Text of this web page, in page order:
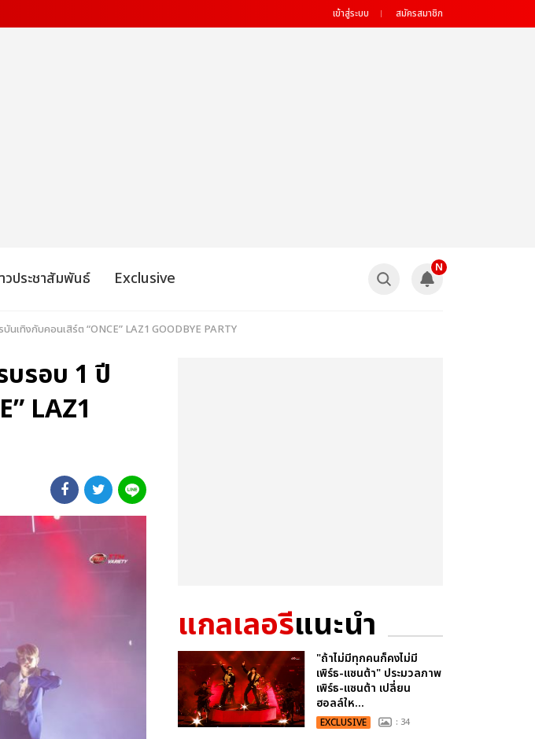
เข้าสู่ระบบ สมัครสมาชิก
วประชาสัมพันธ์ Exclusive
N
นเทิงกับคอนเสิร์ต “ONCE” LAZ1 GOODBYE PARTY
บรอบ 1 ปี
LAZ1
แกลเลอรีแนะนำ
"ถ้าไม่มีทุกคนก็คงไม่มี
เพิร์ธ-แซนต้า" ประมวลภาพ
เพิร์ธ-แซนต้า เปลี่ยน
ฮอลล์ให...
EXCLUSIVE : 34